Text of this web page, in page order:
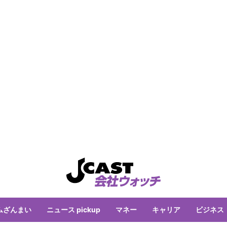
ざんまい ニュース pickup マネー キャリア ビジネス